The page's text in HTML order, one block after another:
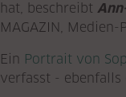
hat, beschreibt
MAGAZIN, Medien-
Ein Portrait von
verfasst - ebenfalls